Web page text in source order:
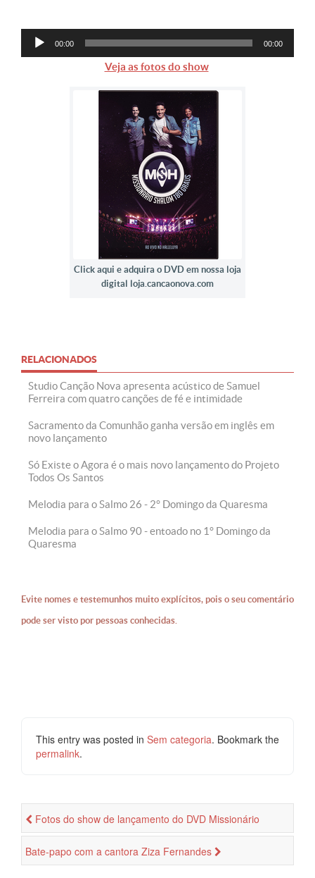
Tocador
de
00:00 00:00
Veja as fotos do show
Click aqui e adquira o DVD em nossa loja
digital loja.cancaonova.com
RELACIONADOS
Studio Canção Nova apresenta acústico de Samuel
Ferreira com quatro canções de fé e intimidade
Sacramento da Comunhão ganha versão em inglês em
novo lançamento
Só Existe o Agora é o mais novo lançamento do Projeto
Todos Os Santos
Melodia para o Salmo 26 - 2° Domingo da Quaresma
Melodia para o Salmo 90 - entoado no 1° Domingo da
Quaresma
Evite nomes e testemunhos muito explícitos, pois o seu comentário
pode ser visto por pessoas conhecidas.
This entry was posted in Sem categoria. Bookmark the
permalink.
Fotos do show de lançamento do DVD Missionário
Shalom
Bate-papo com a cantora Ziza Fernandes